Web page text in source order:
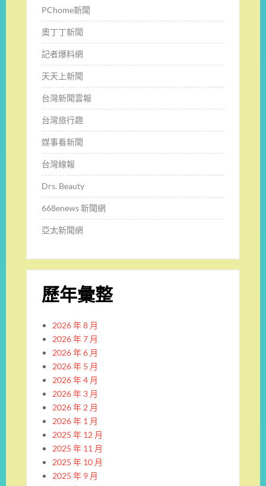
PChome新聞
奧丁丁新聞
記者爆料網
天天上新聞
台灣新聞雲報
台灣旅行趣
媒事看新聞
台灣線報
Drs. Beauty
668enews 新聞網
亞太新聞網
歷年彙整
2026 年 8 月
2026 年 7 月
2026 年 6 月
2026 年 5 月
2026 年 4 月
2026 年 3 月
2026 年 2 月
2026 年 1 月
2025 年 12 月
2025 年 11 月
2025 年 10 月
2025 年 9 月